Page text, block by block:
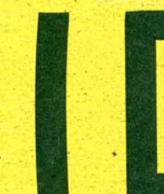
Информация
Акции
Новости
Статьи
Вопрос-ответ
Заключение договора
Франшиза
Пункт самовывоза:
Московская область,
г. Долгопрудный,
график работы:
понедельник - пятница
с 13.00- до 16.00
2022-2026 © pivokom.ru